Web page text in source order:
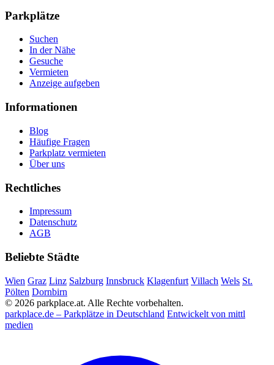
Parkplätze
Suchen
In der Nähe
Gesuche
Vermieten
Anzeige aufgeben
Informationen
Blog
Häufige Fragen
Parkplatz vermieten
Über uns
Rechtliches
Impressum
Datenschutz
AGB
Beliebte Städte
Wien Graz Linz Salzburg Innsbruck Klagenfurt Villach Wels St.
Pölten Dornbirn
© 2026 parkplace.at. Alle Rechte vorbehalten.
parkplace.de – Parkplätze in Deutschland Entwickelt von mittl
medien